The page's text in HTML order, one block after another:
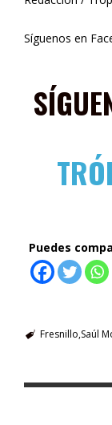
Síguenos en
Puedes
Fresnillo Saúl